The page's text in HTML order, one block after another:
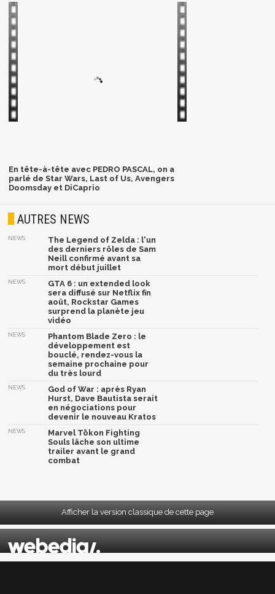
AUTRES NEWS
Neill confirmé avant sa
NEWS
GTA 6 : un extended look
sera diffusé sur Netflix fin
août, Rockstar Games
surprend la planète jeu
vidéo
Phantom Blade Zero : le
développement est
bouclé, rendez-vous la
semaine prochaine pour
du très lourd
God of War : après Ryan
Hurst, Dave Bautista serait
en négociations pour
devenir le nouveau Kratos
NEWS
Marvel Tōkon Fighting
Souls lâche son ultime
trailer avant le grand
combat
Cookies
|